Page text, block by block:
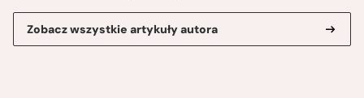
Zobacz wszystkie artykuły autora